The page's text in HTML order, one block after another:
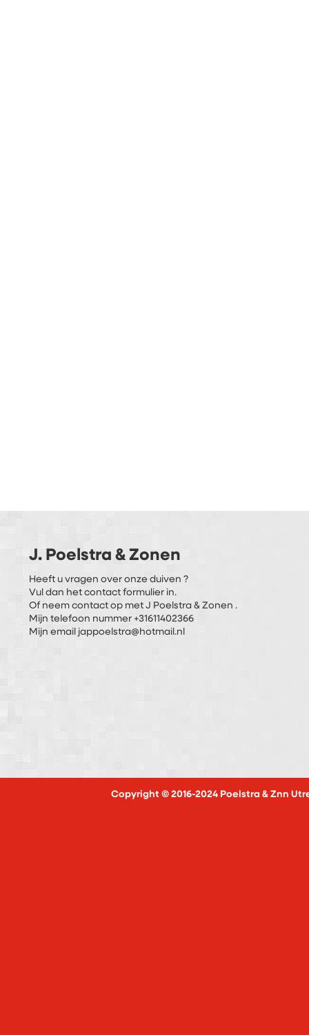
J. Poelstra & Zonen
Heeft u vragen over onze duiven ?
Vul dan het contact formulier in.
Of neem contact op met J Poelstra & Zonen .
Mijn telefoon nummer +31611402366
Mijn email jappoelstra@hotmail.nl
Copyright © 2016-2024 Poelstra & Znn